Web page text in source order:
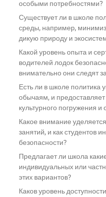
особыми потребностями?
Существует ли в школе
среды, например,
дикую природу и
Какой уровень опыта и
водителей лодок
внимательно они следят
Есть ли в школе политика
обычаям, и
культурного погружения и
Какое внимание
занятий, и как студентов
безопасности?
Предлагает ли школа
индивидуальных или
этих вариантов?
Каков уровень